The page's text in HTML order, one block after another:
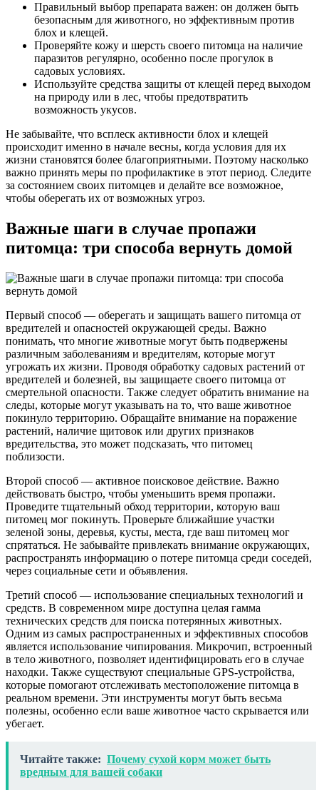
Правильный выбор препарата важен: он должен быть
безопасным для животного, но эффективным против
блох и клещей.
Проверяйте кожу и шерсть своего питомца на наличие
паразитов регулярно, особенно после прогулок в
садовых условиях.
Используйте средства защиты от клещей перед выходом
на природу или в лес, чтобы предотвратить
возможность укусов.
Не забывайте, что всплеск активности блох и клещей
происходит именно в начале весны, когда условия для их
жизни становятся более благоприятными. Поэтому насколько
важно принять меры по профилактике в этот период. Следите
за состоянием своих питомцев и делайте все возможное,
чтобы оберегать их от возможных угроз.
Важные шаги в случае пропажи
питомца: три способа вернуть домой
Первый способ — оберегать и защищать вашего питомца от
вредителей и опасностей окружающей среды. Важно
понимать, что многие животные могут быть подвержены
различным заболеваниям и вредителям, которые могут
угрожать их жизни. Проводя обработку садовых растений от
вредителей и болезней, вы защищаете своего питомца от
смертельной опасности. Также следует обратить внимание на
следы, которые могут указывать на то, что ваше животное
покинуло территорию. Обращайте внимание на поражение
растений, наличие щитовок или других признаков
вредительства, это может подсказать, что питомец
поблизости.
Второй способ — активное поисковое действие. Важно
действовать быстро, чтобы уменьшить время пропажи.
Проведите тщательный обход территории, которую ваш
питомец мог покинуть. Проверьте ближайшие участки
зеленой зоны, деревья, кусты, места, где ваш питомец мог
спрятаться. Не забывайте привлекать внимание окружающих,
распространять информацию о потере питомца среди соседей,
через социальные сети и объявления.
Третий способ — использование специальных технологий и
средств. В современном мире доступна целая гамма
технических средств для поиска потерянных животных.
Одним из самых распространенных и эффективных способов
является использование чипирования. Микрочип, встроенный
в тело животного, позволяет идентифицировать его в случае
находки. Также существуют специальные GPS-устройства,
которые помогают отслеживать местоположение питомца в
реальном времени. Эти инструменты могут быть весьма
полезны, особенно если ваше животное часто скрывается или
убегает.
Читайте также: Почему сухой корм может быть
вредным для вашей собаки